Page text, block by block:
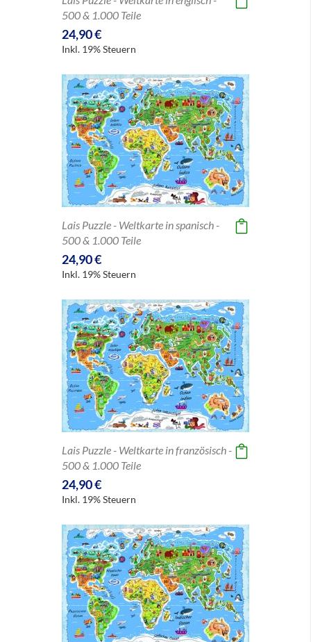
500 & 1.000 Teile
24,90 €
Inkl. 19% Steuern
Lais Puzzle - Weltkarte in spanisch -
500 & 1.000 Teile
24,90 €
Inkl. 19% Steuern
Lais Puzzle - Weltkarte in französisch -
500 & 1.000 Teile
24,90 €
Inkl. 19% Steuern